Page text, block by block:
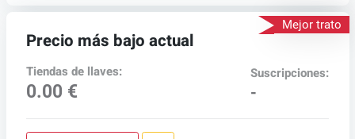
Mejor trato
Precio más bajo actual
Tiendas de llaves:
0.00 €
Suscripciones:
-